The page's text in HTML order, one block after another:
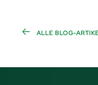
ALLE BLOG-